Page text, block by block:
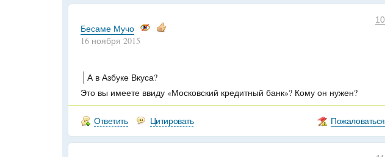
10
Бесаме Мучо
16 ноября 2015
А в Азбуке Вкуса?
Это вы имеете ввиду «Московский кредитный банк»? Кому он нужен?
Ответить Цитировать Пожаловаться